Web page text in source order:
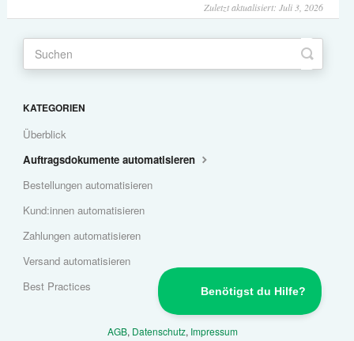
Zuletzt aktualisiert: Juli 3, 2026
KATEGORIEN
Überblick
Auftragsdokumente automatisieren
Bestellungen automatisieren
Kund:innen automatisieren
Zahlungen automatisieren
Versand automatisieren
Best Practices
AGB, Datenschutz, Impressum